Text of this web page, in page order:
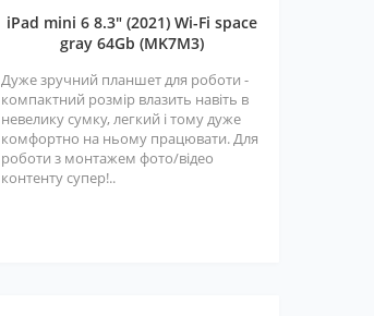
iPad mini 6 8.3" (2021) Wi-Fi space
gray 64Gb (MK7M3)
Дуже зручний планшет для роботи -
компактний розмір влазить навіть в
невелику сумку, легкий і тому дуже
комфортно на ньому працювати. Для
роботи з монтажем фото/відео
контенту супер!..